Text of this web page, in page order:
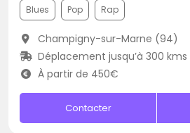
Blues Pop Rap
Champigny-sur-Marne (94)
Déplacement jusqu’à 300 kms
À partir de 450€
Contacter